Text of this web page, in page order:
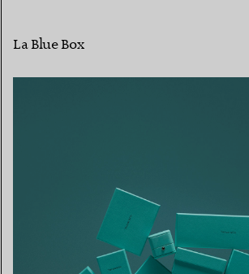
La Blue Box